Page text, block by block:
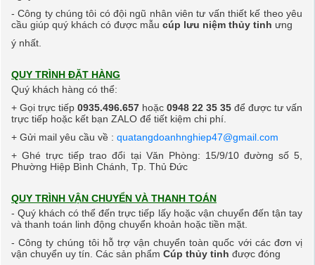
- Công ty chúng tôi có đội ngũ nhân viên tư vấn thiết kế theo yêu
cầu giúp quý khách có được mẫu cúp lưu niệm thủy tinh ưng
ý nhất.
QUY TRÌNH ĐẶT HÀNG
Quý khách hàng có thể:
+ Gọi trực tiếp 0935.496.657 hoặc 0948 22 35 35 để được tư vấn
trực tiếp hoặc kết bạn ZALO để tiết kiệm chi phí.
+ Gửi mail yêu cầu về : quatangdoanhnghiep47@gmail.com
+ Ghé trực tiếp trao đổi tại Văn Phòng: 15/9/10 đường số 5,
Phường Hiệp Bình Chánh, Tp. Thủ Đức
QUY TRÌNH VẬN CHUYỂN VÀ THANH TOÁN
- Quý khách có thể đến trực tiếp lấy hoặc vận chuyển đến tận tay
và thanh toán linh động chuyển khoản hoặc tiền mặt.
- Công ty chúng tôi hỗ trợ vận chuyển toàn quốc với các đơn vị
vận chuyển uy tín. Các sản phẩm Cúp thủy tinh được đóng